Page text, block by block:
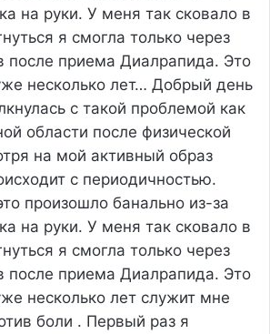
на руки. У меня так сковало в
я смогла только через
после приема Диалрапида. Это
несколько лет… Добрый день
с такой проблемой как
области после физической
на мой активный образ
с периодичностью.
произошло банально из-за
на руки. У меня так сковало в
я смогла только через
после приема Диалрапида. Это
несколько лет служит мне
боли . Первый раз я